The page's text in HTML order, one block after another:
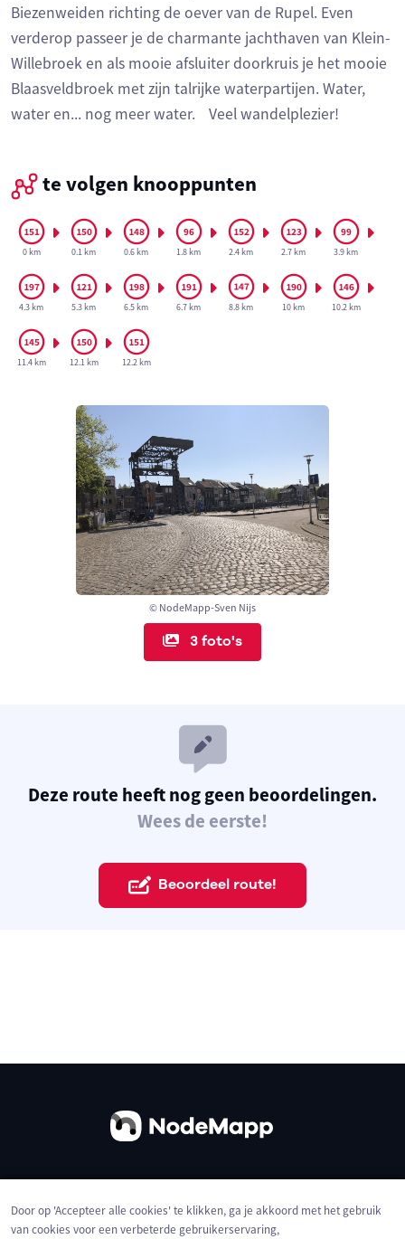
© NodeMapp-Sven Nijs
3 foto's
Biezenweiden richting de oever van de Rupel. Even
verderop passeer je de charmante jachthaven van Klein-
Willebroek en als mooie afsluiter doorkruis je het mooie
Blaasveldbroek met zijn talrijke waterpartijen. Water,
water en... nog meer water. Veel wandelplezier!
te volgen knooppunten
0 km 0.1 km 0.6 km 1.8 km 2.4 km 2.7 km 3.9 km
4.3 km 5.3 km 6.5 km 6.7 km 8.8 km 10 km 10.2 km
11.4 km 12.1 km 12.2 km
Deze route heeft nog geen beoordelingen.
Wees de eerste!
Beoordeel route!
Privacybeleid Cookies
Door op 'Accepteer alle cookies' te klikken, ga je akkoord met het gebruik
van cookies voor een verbeterde gebruikerservaring,